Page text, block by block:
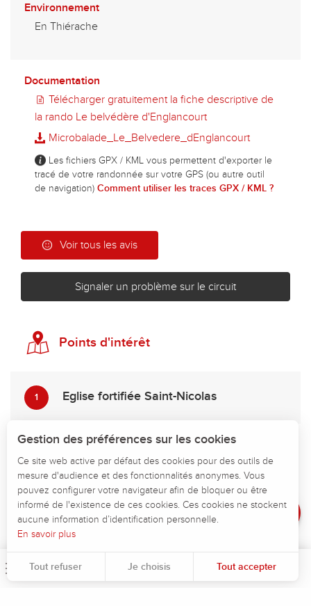
Menu
Points d'intérêt
Environnement
En Thiérache
Documentation
Télécharger gratuitement la fiche descriptive de
la rando Le belvédère d'Englancourt
Microbalade_Le_Belvedere_dEnglancourt
Les fichiers GPX / KML vous permettent d'exporter le
tracé de votre randonnée sur votre GPS (ou autre outil
de navigation) Comment utiliser les traces GPX / KML ?
Voir tous les avis
Signaler un problème sur le circuit
Points d'intérêt
1 Eglise fortifiée Saint-Nicolas
Gestion des préférences sur les cookies
Ce site web active par défaut des cookies pour des outils de
mesure d'audience et des fonctionnalités anonymes. Vous
pouvez configurer votre navigateur afin de bloquer ou être
informé de l'existence de ces cookies. Ces cookies ne stockent
aucune information d’identification personnelle.
En savoir plus
Tout refuser Je choisis Tout accepter